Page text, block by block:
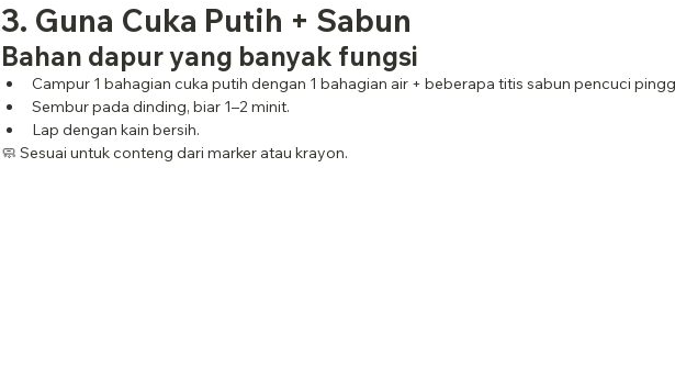
3. Guna Cuka Putih + Sabun
Bahan dapur yang banyak fungsi
Campur 1 bahagian cuka putih dengan 1 bahagian air + beberapa titis sabun pencuci
Sembur pada dinding, biar 1–2 minit.
Lap dengan kain bersih.
🧼 Sesuai untuk conteng dari marker atau krayon.